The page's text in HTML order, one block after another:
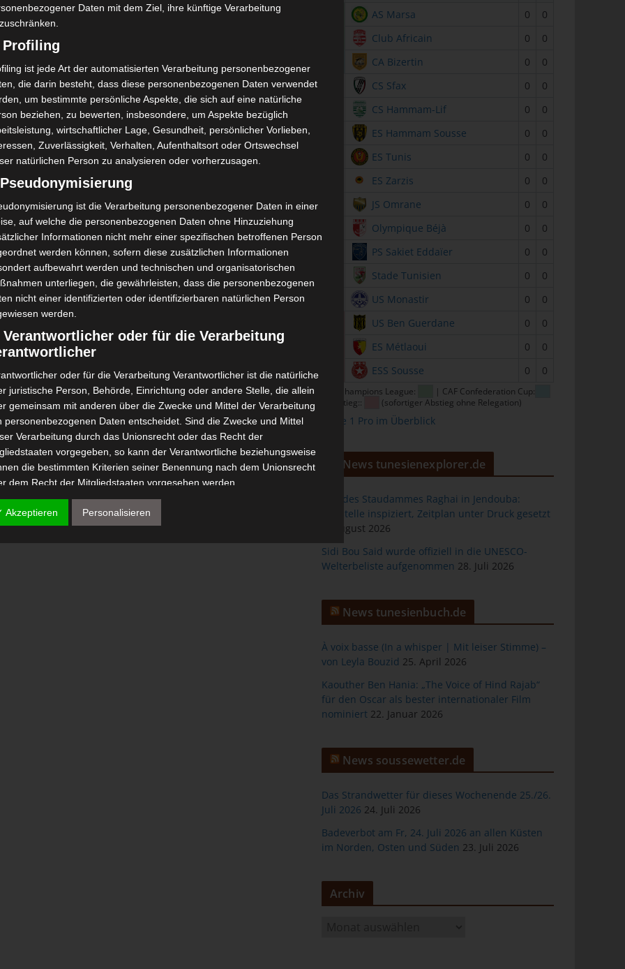
AS Marsa 0
0
Club Africain 0
0
CA Bizertin 0
0
CS Sfax 0
0
CS Hammam-Lif 0
0
ES Hammam Sousse 0
0
ES Tunis 0
0
ES Zarzis 0
0
JS Omrane 0
0
Olympique Béjà 0
0
PS Sakiet Eddaïer 0
0
Stade Tunisien 0
0
US Monastir 0
0
US Ben Guerdane 0
0
ES Métlaoui 0
0
ESS Sousse 0 0
CAF Champions League:
| CAF Confederation Cup:
| Abstieg::
(sofortiger Abstieg ohne Relegation)
Ligue 1 Pro im Überblick
News tunesienexplorer.de
Bau des Staudammes Raghai in Jendouba:
Baustelle inspiziert, Zeitplan unter Druck gesetzt
2. August 2026
Sidi Bou Said wurde offiziell in die UNESCO-
Welterbeliste aufgenommen 28. Juli 2026
News tunesienbuch.de
À voix basse (In a whisper | Mit leiser Stimme) –
von Leyla Bouzid 25. April 2026
Kaouther Ben Hania: „The Voice of Hind Rajab“
für den Oscar als bester internationaler Film
nominiert 22. Januar 2026
News soussewetter.de
Das Strandwetter für dieses Wochenende 25./26.
Juli 2026 24. Juli 2026
Badeverbot am Fr, 24. Juli 2026 an allen Küsten
im Norden, Osten und Süden 23. Juli 2026
Archiv
Daten mit dem Ziel, ihre künftige Verarbeitung
Profiling
ist jede Art der automatisierten Verarbeitung personenbezogener
die darin besteht, dass diese personenbezogenen Daten verwendet
um bestimmte persönliche Aspekte, die sich auf eine natürliche
beziehen, zu bewerten, insbesondere, um Aspekte bezüglich
wirtschaftlicher Lage, Gesundheit, persönlicher Vorlieben,
Zuverlässigkeit, Verhalten, Aufenthaltsort oder Ortswechsel
natürlichen Person zu analysieren oder vorherzusagen.
ist die Verarbeitung personenbezogener Daten in einer
auf welche die personenbezogenen Daten ohne Hinzuziehung
Informationen nicht mehr einer spezifischen betroffenen Person
werden können, sofern diese zusätzlichen Informationen
aufbewahrt werden und technischen und organisatorischen
unterliegen, die gewährleisten, dass die personenbezogenen
nicht einer identifizierten oder identifizierbaren natürlichen Person
werden.
Verantwortlicher oder für die Verarbeitung
oder für die Verarbeitung Verantwortlicher ist die natürliche
juristische Person, Behörde, Einrichtung oder andere Stelle, die allein
gemeinsam mit anderen über die Zwecke und Mittel der Verarbeitung
personenbezogenen Daten entscheidet. Sind die Zwecke und Mittel
Verarbeitung durch das Unionsrecht oder das Recht der
vorgegeben, so kann der Verantwortliche beziehungsweise
die bestimmten Kriterien seiner Benennung nach dem Unionsrecht
dem Recht der Mitgliedstaaten vorgesehen werden.
ist eine natürliche oder juristische Person, Behörde,
ist jede von der betroffenen Person freiwillig für den bestimmten
Akzeptieren Personalisieren